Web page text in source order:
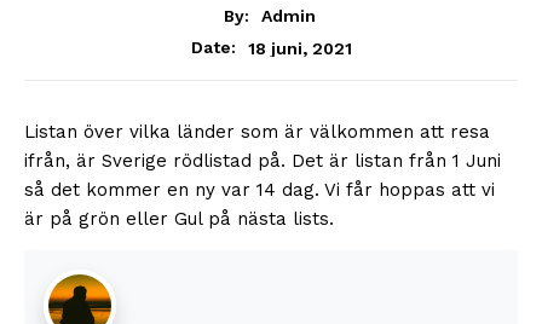
By:
Admin
Date:
18 juni, 2021
Listan över vilka länder som är välkommen att resa
ifrån, är Sverige rödlistad på. Det är listan från 1 Juni
så det kommer en ny var 14 dag. Vi får hoppas att vi
är på grön eller Gul på nästa lists.